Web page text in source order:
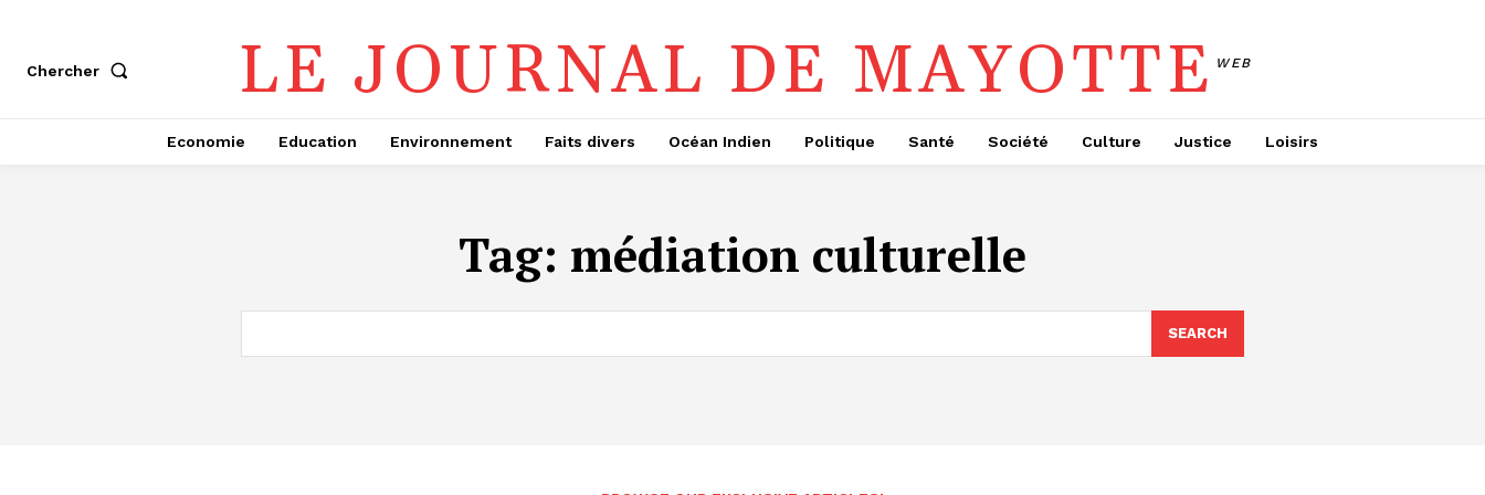
Chercher LE JOURNAL DE MAYOTTE WEB
Economie Education Environnement Faits divers Océan Indien Politique Santé Société Culture Justice Loisirs
Tag: médiation culturelle
SEARCH